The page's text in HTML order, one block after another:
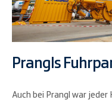
Prangls
Auch bei Prangl war